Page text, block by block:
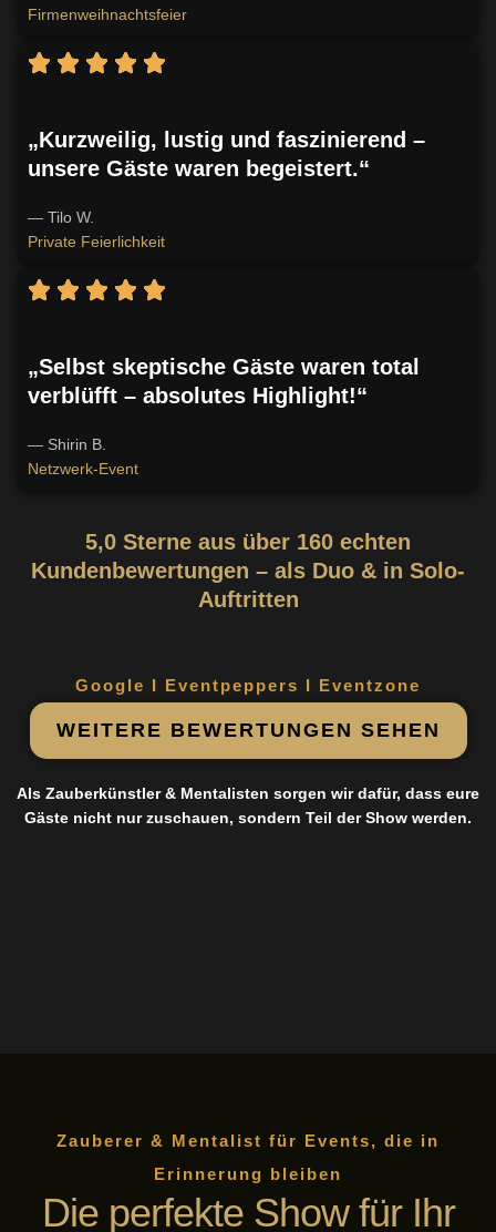
Firmenweihnachtsfeier
„Kurzweilig, lustig und faszinierend –
unsere Gäste waren begeistert.“
— Tilo W.
Private Feierlichkeit
„Selbst skeptische Gäste waren total
verblüfft – absolutes Highlight!“
— Shirin B.
Netzwerk-Event
5,0 Sterne aus über 160 echten
Kundenbewertungen – als Duo & in Solo-
Auftritten
Google I Eventpeppers I Eventzone
WEITERE BEWERTUNGEN SEHEN
Als Zauberkünstler & Mentalisten sorgen wir dafür, dass eure
Gäste nicht nur zuschauen, sondern Teil der Show werden.
Zauberer & Mentalist für Events, die in
Erinnerung bleiben
Die perfekte Show für Ihr